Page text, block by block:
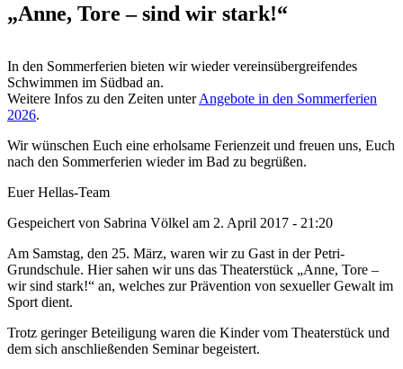
„Anne, Tore – sind wir stark!“
In den Sommerferien bieten wir wieder vereinsübergreifendes
Schwimmen im Südbad an.
Weitere Infos zu den Zeiten unterAngebote in den Sommerferien
2026.
Wir wünschen Euch eine erholsame Ferienzeit und freuen uns, Euch
nach den Sommerferien wieder im Bad zu begrüßen.
Euer Hellas-Team
Gespeichert von Sabrina Völkel am 2. April 2017 - 21:20
Am Samstag, den 25. März, waren wir zu Gast in der Petri-
Grundschule. Hier sahen wir uns das Theaterstück „Anne, Tore –
wir sind stark!“ an, welches zur Prävention von sexueller Gewalt im
Sport dient.
Trotz geringer Beteiligung waren die Kinder vom Theaterstück und
dem sich anschließenden Seminar begeistert.